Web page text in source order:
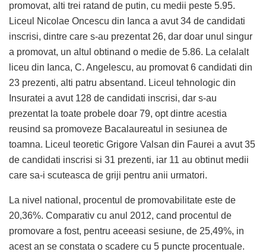
promovat, alti trei ratand de putin, cu medii peste 5.95.
Liceul Nicolae Oncescu din Ianca a avut 34 de candidati
inscrisi, dintre care s-au prezentat 26, dar doar unul singur
a promovat, un altul obtinand o medie de 5.86. La celalalt
liceu din Ianca, C. Angelescu, au promovat 6 candidati din
23 prezenti, alti patru absentand. Liceul tehnologic din
Insuratei a avut 128 de candidati inscrisi, dar s-au
prezentat la toate probele doar 79, opt dintre acestia
reusind sa promoveze Bacalaureatul in sesiunea de
toamna. Liceul teoretic Grigore Valsan din Faurei a avut 35
de candidati inscrisi si 31 prezenti, iar 11 au obtinut medii
care sa-i scuteasca de griji pentru anii urmatori.
La nivel national, procentul de promovabilitate este de
20,36%. Comparativ cu anul 2012, cand procentul de
promovare a fost, pentru aceeasi sesiune, de 25,49%, in
acest an se constata o scadere cu 5 puncte procentuale.